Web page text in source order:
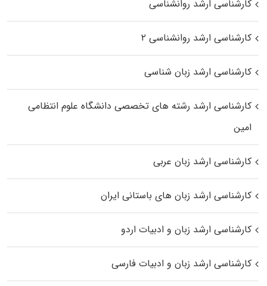
کارشناسی ارشد روانشناسی
کارشناسی ارشد روانشناسی ۲
کارشناسی ارشد زبان شناسی
کارشناسی ارشد رﺷﺘﻪ ﻫﺎی تخصصی داﻧﺸﮕﺎه ﻋﻠﻮم انتظامی
اﻣﻴﻦ
کارشناسی ارشد زبان عربی
کارشناسی ارشد زبان‌ های باستانی ایران
کارشناسی ارشد زبان و ادبیات اردو
کارشناسی ارشد زبان و ادبیات فارسی